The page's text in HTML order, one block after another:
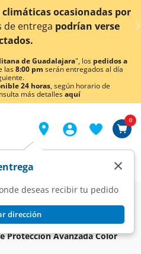
ocasionadas por
de entrega podrían verse
de Guadalajara", los pedidos a
las8:00 pm serán entregados al día
24 horas, según horario de
más detallesaquí
deseas recibir tu pedido
dirección
×
0
Cuidado del Cabello
Protección Avanzada Color